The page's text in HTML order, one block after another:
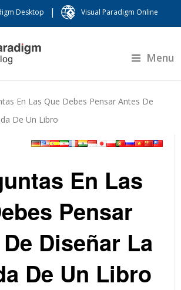
Desktop | Visual Paradigm Online
Menu
En Las Que Debes Pensar Antes De
De Un Libro
En Las
Pensar
Diseñar La
De Un Libro